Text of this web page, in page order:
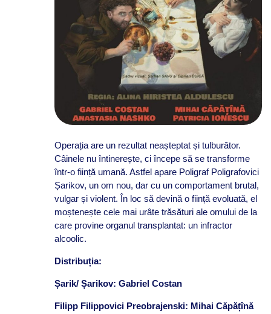
Operația are un rezultat neașteptat și tulburător.
Câinele nu întinerește, ci începe să se transforme
într-o ființă umană. Astfel apare Poligraf Poligrafovici
Șarikov, un om nou, dar cu un comportament brutal,
vulgar și violent. În loc să devină o ființă evoluată, el
moștenește cele mai urâte trăsături ale omului de la
care provine organul transplantat: un infractor
alcoolic.
Distribuția:
Șarik/ Șarikov: Gabriel Costan
Filipp Filippovici Preobrajenski: Mihai Căpățînă